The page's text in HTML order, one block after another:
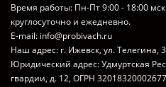
Время работы: Пн-Пт 9:00 - 18:00
круглосуточно и ежедневно.
E-mail: info@probivach.ru
Наш адрес: г. Ижевск, ул. Телегина,
Юридический адрес: Удмуртская
гвардии, д. 12, ОГРН